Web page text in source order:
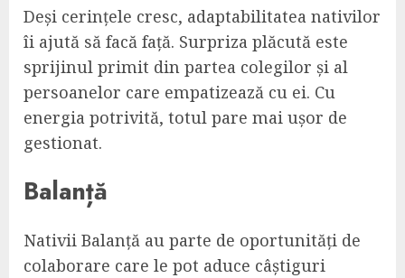
Deși cerințele cresc, adaptabilitatea nativilor
îi ajută să facă față. Surpriza plăcută este
sprijinul primit din partea colegilor și al
persoanelor care empatizează cu ei. Cu
energia potrivită, totul pare mai ușor de
gestionat.
Balanță
Nativii Balanță au parte de oportunități de
colaborare care le pot aduce câștiguri